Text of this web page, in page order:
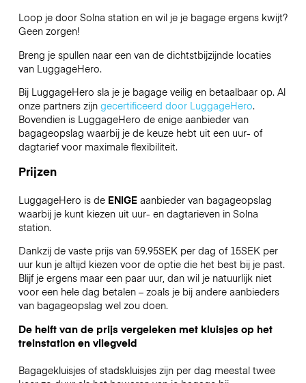
Loop je door Solna station en wil je je bagage ergens kwijt?
Geen zorgen!
Breng je spullen naar een van de dichtstbijzijnde locaties
van LuggageHero.
Bij LuggageHero sla je je bagage veilig en betaalbaar op. Al
onze partners zijn gecertificeerd door LuggageHero.
Bovendien is LuggageHero de enige aanbieder van
bagageopslag waarbij je de keuze hebt uit een uur- of
dagtarief voor maximale flexibiliteit.
Prijzen
LuggageHero is de ENIGEaanbieder van bagageopslag
waarbij je kunt kiezen uit uur- en dagtarieven in Solna
station.
Dankzij de vaste prijs van 59.95SEK per dag of 15SEK per
uur kun je altijd kiezen voor de optie die het best bij je past.
Blijf je ergens maar een paar uur, dan wil je natuurlijk niet
voor een hele dag betalen – zoals je bij andere aanbieders
van bagageopslag wel zou doen.
De helft van de prijs vergeleken met kluisjes op het
treinstation en vliegveld
Bagagekluisjes of stadskluisjes zijn per dag meestal twee